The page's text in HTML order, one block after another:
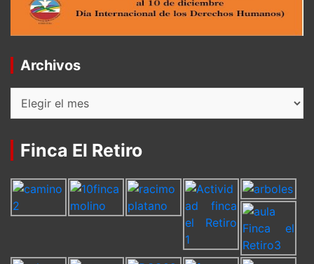
Archivos
Archivos
Finca El Retiro